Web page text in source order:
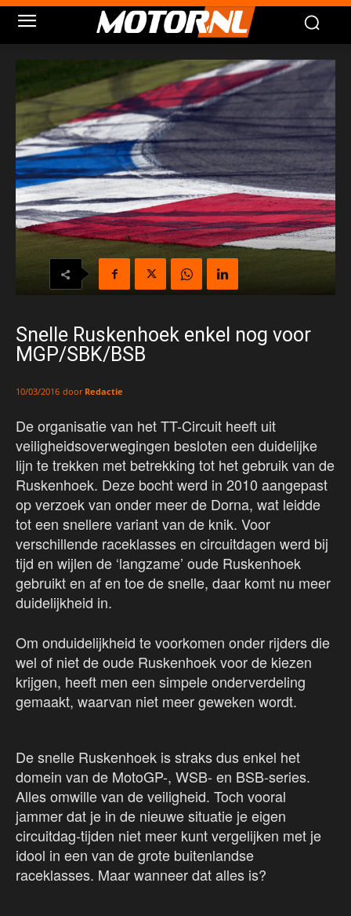
Snelle Ruskenhoek enkel nog voor
MGP/SBK/BSB
10/03/2016 door Redactie
De organisatie van het TT-Circuit heeft uit
veiligheidsoverwegingen besloten een duidelijke
lijn te trekken met betrekking tot het gebruik van de
Ruskenhoek. Deze bocht werd in 2010 aangepast
op verzoek van onder meer de Dorna, wat leidde
tot een snellere variant van de knik. Voor
verschillende raceklasses en circuitdagen werd bij
tijd en wijlen de ‘langzame’ oude Ruskenhoek
gebruikt en af en toe de snelle, daar komt nu meer
duidelijkheid in.
Om onduidelijkheid te voorkomen onder rijders die
wel of niet de oude Ruskenhoek voor de kiezen
krijgen, heeft men een simpele onderverdeling
gemaakt, waarvan niet meer geweken wordt.
De snelle Ruskenhoek is straks dus enkel het
domein van de MotoGP-, WSB- en BSB-series.
Alles omwille van de veiligheid. Toch vooral
jammer dat je in de nieuwe situatie je eigen
circuitdag-tijden niet meer kunt vergelijken met je
idool in een van de grote buitenlandse
raceklasses. Maar wanneer dat alles is?